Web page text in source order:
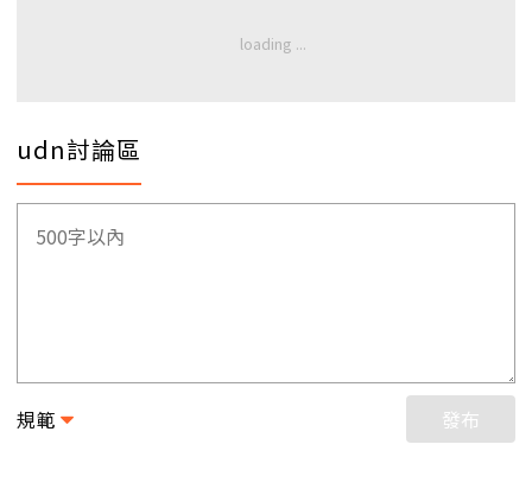
udn討論區
規範 發布